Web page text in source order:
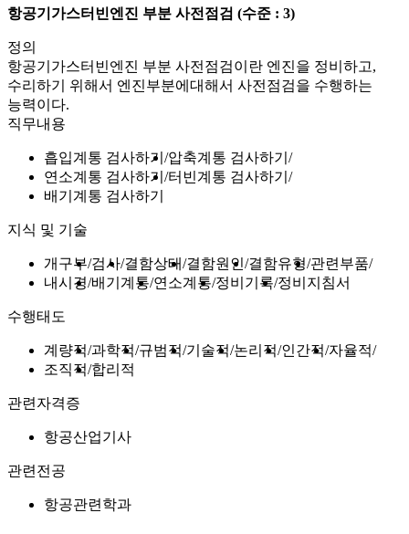
항공기가스터빈엔진 부분 사전점검 (수준 : 3)
정의
항공기가스터빈엔진 부분 사전점검이란 엔진을 정비하고,
수리하기 위해서 엔진부분에대해서 사전점검을 수행하는
능력이다.
직무내용
흡입계통 검사하기
압축계통 검사하기
연소계통 검사하기
터빈계통 검사하기
배기계통 검사하기
지식 및 기술
개구부 검사 결함상태 결함원인 결함유형 관련부품
내시경 배기계통 연소계통 정비기록 정비지침서
수행태도
계량적 과학적 규범적 기술적 논리적 인간적 자율적
조직적 합리적
관련자격증
항공산업기사
관련전공
항공관련학과